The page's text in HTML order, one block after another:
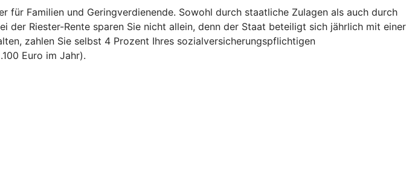
Familien und Geringverdienende. Sowohl durch staatliche Zulagen als auch durch
der Riester-Rente sparen Sie nicht allein, denn der Staat beteiligt sich jährlich mit einer
zahlen Sie selbst 4 Prozent Ihres sozialversicherungspflichtigen
Euro im Jahr).